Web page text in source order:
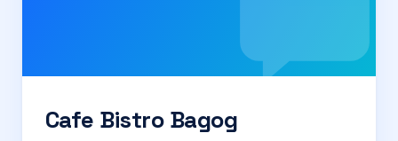
PreiseCafe Bistro Bagog